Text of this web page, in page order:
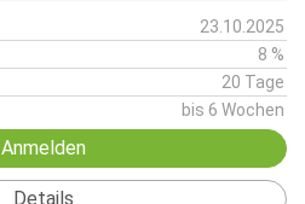
23.10.2025
8 %
20 Tage
bis 6 Wochen
Anmelden
Details